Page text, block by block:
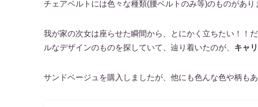
チェアベルトには色々な種類(腰ベルトのみ等)のものがあり
我が家の次女は座らせた瞬間から、とにかく立ちたい！！
ルなデザインのものを探していて、辿り着いたのが、 キャ
サンドベージュを購入しましたが、他にも色んな色や柄も